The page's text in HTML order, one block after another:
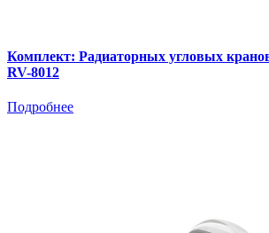
Комплект: Радиаторных угловых
RV-8012
Подробнее